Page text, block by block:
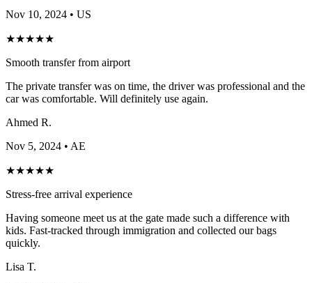
Nov 10, 2024 • US
★★★★★
Smooth transfer from airport
The private transfer was on time, the driver was professional and the
car was comfortable. Will definitely use again.
Ahmed R.
Nov 5, 2024 • AE
★★★★★
Stress-free arrival experience
Having someone meet us at the gate made such a difference with
kids. Fast-tracked through immigration and collected our bags
quickly.
Lisa T.